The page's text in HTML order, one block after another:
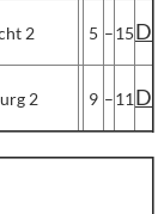
2 5 –15D
2 9 –11 D